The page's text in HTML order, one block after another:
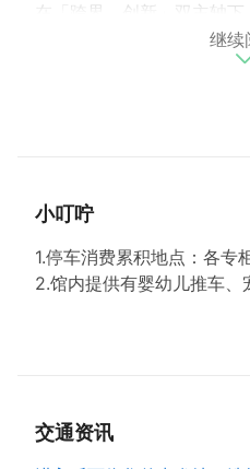
在「跨界、创新」双主轴
队携手合作打造乐天生活
联线上线下平台，并结合
继续
小叮咛
1.停车消费累积地点：各专
2.馆内提供有婴幼儿推车、
交通资讯